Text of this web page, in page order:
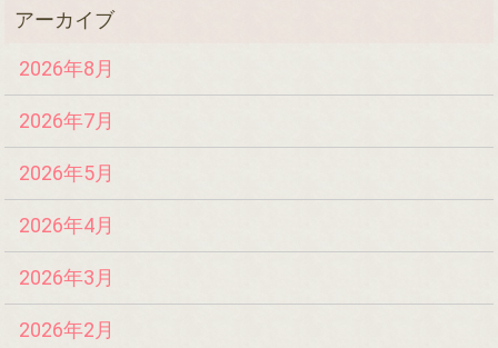
2026年8月
2026年7月
2026年5月
2026年4月
2026年3月
2026年2月